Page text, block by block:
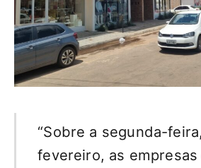
“Sobre a segunda-
fevereiro, as empresas